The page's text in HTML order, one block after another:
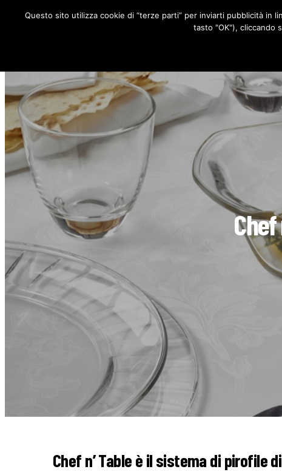
RUBRICHE
Chef n’ Table è il sistema di pirofile di
Questo sito utilizza cookie di “terze parti” per inviarti pubblicità in
tasto "OK"), cliccando